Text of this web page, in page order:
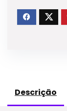
Descrição